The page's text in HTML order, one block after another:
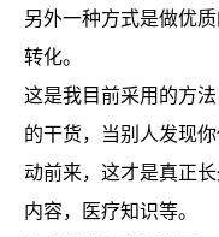
另外一种方式是做优
转化。
这是我目前采用的方
的干货，当别人发现
动前来，这才是真正
内容，医疗知识等。